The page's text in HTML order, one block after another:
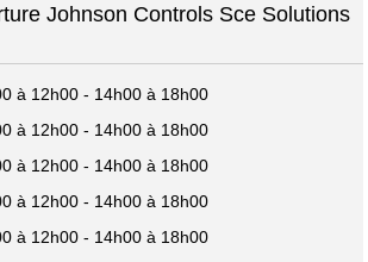
Johnson Controls Sce Solutions
à 12h00 - 14h00 à 18h00
à 12h00 - 14h00 à 18h00
à 12h00 - 14h00 à 18h00
à 12h00 - 14h00 à 18h00
à 12h00 - 14h00 à 18h00